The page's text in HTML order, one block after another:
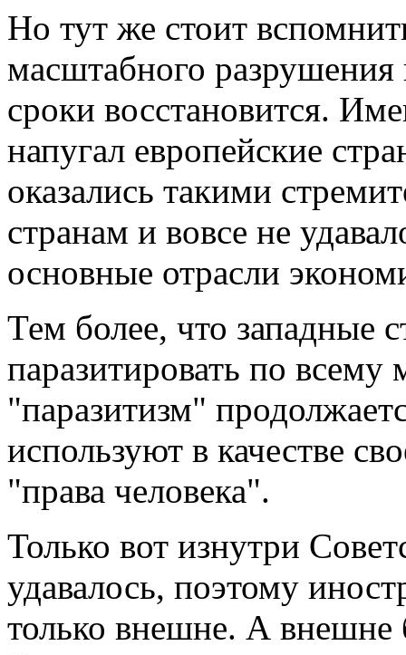
Но тут же стоит
масштабного разрушения
сроки восстановится.
напугал европейские
оказались такими
странам и вовсе не
основные отрасли
Тем более, что западные
паразитировать по всему
"паразитизм"
используют в качестве
"права человека".
Только вот изнутри
удавалось, поэтому
только внешне. А внешне